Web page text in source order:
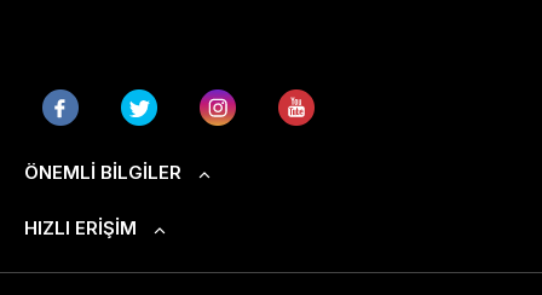
ÖNEMLI BILGILER
HIZLI ERIŞIM